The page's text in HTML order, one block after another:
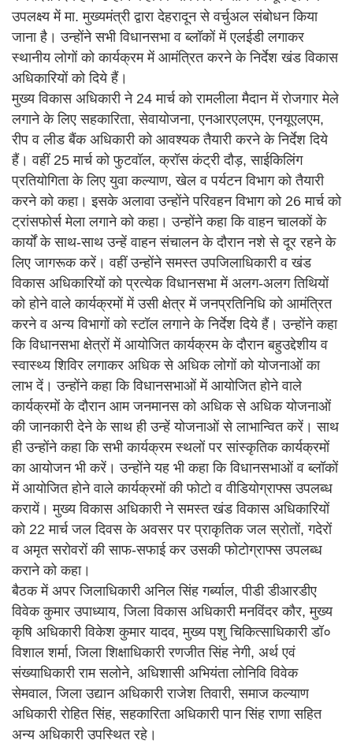
उपलक्ष्य में मा. मुख्यमंत्री द्वारा देहरादून से वर्चुअल संबोधन किया
जाना है। उन्होंने सभी विधानसभा व ब्लॉकों में एलईडी लगाकर
स्थानीय लोगों को कार्यक्रम में आमंत्रित करने के निर्देश खंड विकास
अधिकारियों को दिये हैं।
मुख्य विकास अधिकारी ने 24 मार्च को रामलीला मैदान में रोजगार मेले
लगाने के लिए सहकारिता, सेवायोजना, एनआरएलएम, एनयूएलएम,
रीप व लीड बैंक अधिकारी को आवश्यक तैयारी करने के निर्देश दिये
हैं। वहीं 25 मार्च को फुटवॉल, क्रॉस कंट्री दौड़, साईकिलिंग
प्रतियोगिता के लिए युवा कल्याण, खेल व पर्यटन विभाग को तैयारी
करने को कहा। इसके अलावा उन्होंने परिवहन विभाग को 26 मार्च को
ट्रांसफोर्स मेला लगाने को कहा। उन्होंने कहा कि वाहन चालकों के
कार्यों के साथ-साथ उन्हें वाहन संचालन के दौरान नशे से दूर रहने के
लिए जागरूक करें। वहीं उन्होंने समस्त उपजिलाधिकारी व खंड
विकास अधिकारियों को प्रत्येक विधानसभा में अलग-अलग तिथियों
को होने वाले कार्यक्रमों में उसी क्षेत्र में जनप्रतिनिधि को आमंत्रित
करने व अन्य विभागों को स्टॉल लगाने के निर्देश दिये हैं। उन्होंने कहा
कि विधानसभा क्षेत्रों में आयोजित कार्यक्रम के दौरान बहुउद्देशीय व
स्वास्थ्य शिविर लगाकर अधिक से अधिक लोगों को योजनाओं का
लाभ दें। उन्होंने कहा कि विधानसभाओं में आयोजित होने वाले
कार्यक्रमों के दौरान आम जनमानस को अधिक से अधिक योजनाओं
की जानकारी देने के साथ ही उन्हें योजनाओं से लाभान्वित करें। साथ
ही उन्होंने कहा कि सभी कार्यक्रम स्थलों पर सांस्कृतिक कार्यक्रमों
का आयोजन भी करें। उन्होंने यह भी कहा कि विधानसभाओं व ब्लॉकों
में आयोजित होने वाले कार्यक्रमों की फोटो व वीडियोग्राफ्स उपलब्ध
करायें। मुख्य विकास अधिकारी ने समस्त खंड विकास अधिकारियों
को 22 मार्च जल दिवस के अवसर पर प्राकृतिक जल स्रोतों, गदेरों
व अमृत सरोवरों की साफ-सफाई कर उसकी फोटोग्राफ्स उपलब्ध
कराने को कहा।
बैठक में अपर जिलाधिकारी अनिल सिंह गर्ब्याल, पीडी डीआरडीए
विवेक कुमार उपाध्याय, जिला विकास अधिकारी मनविंदर कौर, मुख्य
कृषि अधिकारी विकेश कुमार यादव, मुख्य पशु चिकित्साधिकारी डॉ०
विशाल शर्मा, जिला शिक्षाधिकारी रणजीत सिंह नेगी, अर्थ एवं
संख्याधिकारी राम सलोने, अधिशासी अभियंता लोनिवि विवेक
सेमवाल, जिला उद्यान अधिकारी राजेश तिवारी, समाज कल्याण
अधिकारी रोहित सिंह, सहकारिता अधिकारी पान सिंह राणा सहित
अन्य अधिकारी उपस्थित रहे।